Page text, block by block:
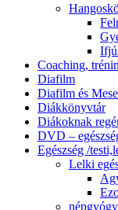
Coaching,
Diafilm
Diafilm és
Diákkönyvtár
Diákoknak
DVD –
Egészség /
Lelki